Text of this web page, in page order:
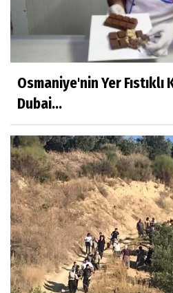
Osmaniye'nin Yer
Dubai...